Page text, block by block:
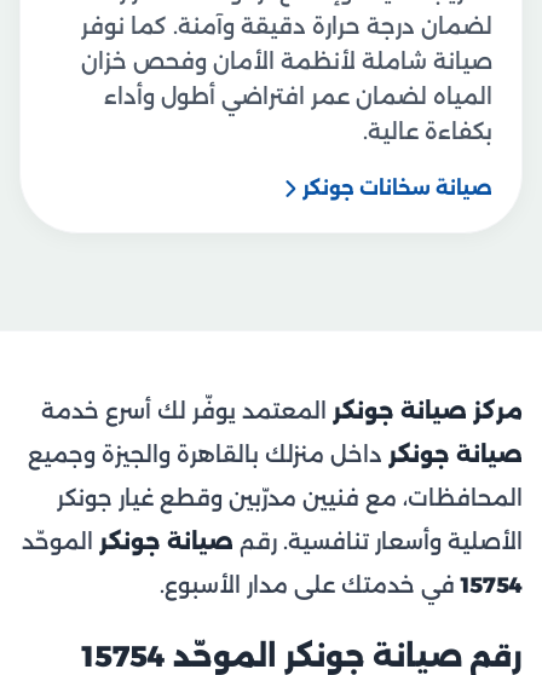
لضمان درجة حرارة دقيقة وآمنة. كما نوفر
صيانة شاملة لأنظمة الأمان وفحص خزان
المياه لضمان عمر افتراضي أطول وأداء
بكفاءة عالية.
صيانة سخانات جونكر
مركز صيانة جونكر المعتمد يوفّر لك أسرع خدمة
صيانة جونكر داخل منزلك بالقاهرة والجيزة وجميع
المحافظات، مع فنيين مدرّبين وقطع غيار جونكر
الأصلية وأسعار تنافسية. رقم صيانة جونكر الموحّد
15754في خدمتك على مدار الأسبوع.
رقم صيانة جونكر الموحّد 15754